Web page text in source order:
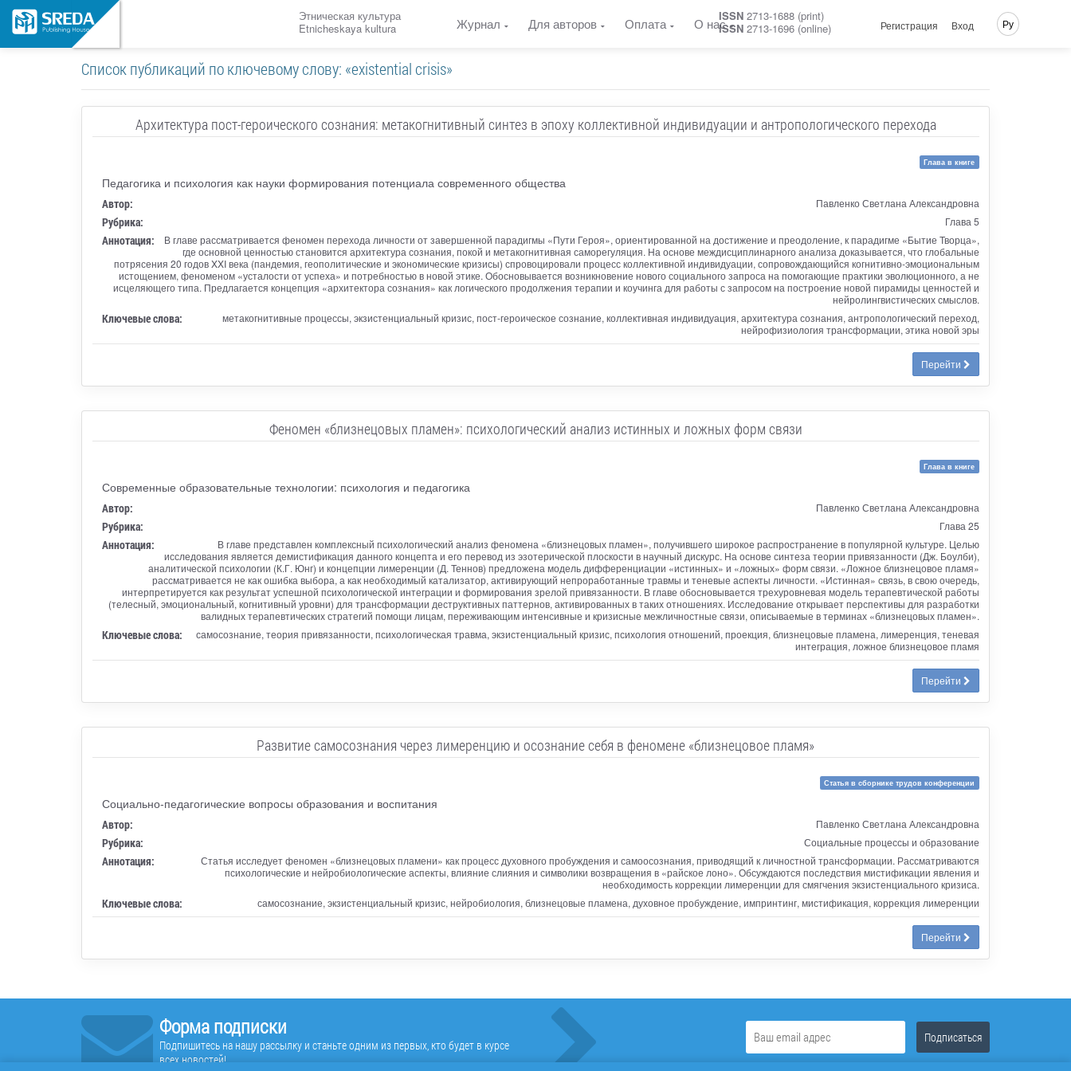
Этническая культура
Etnicheskaya kultura
Журнал Для авторов Оплата О насISSN 2713-1688 (print)
ISSN 2713-1696 (online) Регистрация Вход Ру
Список публикаций по ключевому слову: «existential crisis»
Архитектура пост-героического сознания: метакогнитивный синтез в эпоху коллективной индивидуации и антропологического перехода
Глава в книге
Педагогика и психология как науки формирования потенциала современного общества
Автор: Павленко Светлана Александровна
Рубрика: Глава 5
Аннотация:
В главе рассматривается феномен перехода личности от завершенной парадигмы «Пути Героя», ориентированной на достижение и преодоление, к парадигме «Бытие Творца»,
где основной ценностью становится архитектура сознания, покой и метакогнитивная саморегуляция. На основе междисциплинарного анализа доказывается, что глобальные
потрясения 20 годов XXI века (пандемия, геополитические и экономические кризисы) спровоцировали процесс коллективной индивидуации, сопровождающийся когнитивно-эмоциональным
истощением, феноменом «усталости от успеха» и потребностью в новой этике. Обосновывается возникновение нового социального запроса на помогающие практики эволюционного, а не
исцеляющего типа. Предлагается концепция «архитектора сознания» как логического продолжения терапии и коучинга для работы с запросом на построение новой пирамиды ценностей и
нейролингвистических смыслов.
Ключевые слова:
метакогнитивные процессы, экзистенциальный кризис, пост-героическое сознание, коллективная индивидуация, архитектура сознания, антропологический переход,
нейрофизиология трансформации, этика новой эры
Перейти
Феномен «близнецовых пламен»: психологический анализ истинных и ложных форм связи
Глава в книге
Современные образовательные технологии: психология и педагогика
Автор: Павленко Светлана Александровна
Рубрика: Глава 25
Аннотация:
В главе представлен комплексный психологический анализ феномена «близнецовых пламен», получившего широкое распространение в популярной культуре. Целью
исследования является демистификация данного концепта и его перевод из эзотерической плоскости в научный дискурс. На основе синтеза теории привязанности (Дж. Боулби),
аналитической психологии (К.Г. Юнг) и концепции лимеренции (Д. Теннов) предложена модель дифференциации «истинных» и «ложных» форм связи. «Ложное близнецовое пламя»
рассматривается не как ошибка выбора, а как необходимый катализатор, активирующий непроработанные травмы и теневые аспекты личности. «Истинная» связь, в свою очередь,
интерпретируется как результат успешной психологической интеграции и формирования зрелой привязанности. В главе обосновывается трехуровневая модель терапевтической работы
(телесный, эмоциональный, когнитивный уровни) для трансформации деструктивных паттернов, активированных в таких отношениях. Исследование открывает перспективы для разработки
валидных терапевтических стратегий помощи лицам, переживающим интенсивные и кризисные межличностные связи, описываемые в терминах «близнецовых пламен».
Ключевые слова:
самосознание, теория привязанности, психологическая травма, экзистенциальный кризис, психология отношений, проекция, близнецовые пламена, лимеренция, теневая
интеграция, ложное близнецовое пламя
Перейти
Развитие самосознания через лимеренцию и осознание себя в феномене «близнецовое пламя»
Статья в сборнике трудов конференции
Социально-педагогические вопросы образования и воспитания
Автор: Павленко Светлана Александровна
Рубрика: Социальные процессы и образование
Аннотация:
Статья исследует феномен «близнецовых пламени» как процесс духовного пробуждения и самоосознания, приводящий к личностной трансформации. Рассматриваются
психологические и нейробиологические аспекты, влияние слияния и символики возвращения в «райское лоно». Обсуждаются последствия мистификации явления и
необходимость коррекции лимеренции для смягчения экзистенциального кризиса.
Ключевые слова: самосознание, экзистенциальный кризис, нейробиология, близнецовые пламена, духовное пробуждение, импринтинг, мистификация, коррекция лимеренции
Перейти
Форма подписки
Подпишитесь на нашу рассылку и станьте одним из первых, кто будет в курсе
всех новостей!